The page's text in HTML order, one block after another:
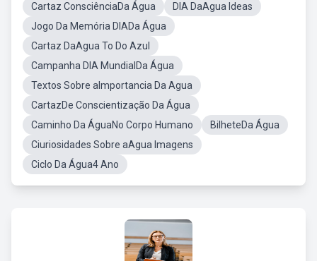
Cartaz ConsciênciaDa Água
DIA DaAgua Ideas
Jogo Da Memória DIADa Água
Cartaz DaAgua To Do Azul
Campanha DIA MundialDa Água
Textos Sobre aImportancia Da Agua
CartazDe Conscientização Da Água
Caminho Da ÁguaNo Corpo Humano
BilheteDa Água
Ciuriosidades Sobre aAgua Imagens
Ciclo Da Água4 Ano